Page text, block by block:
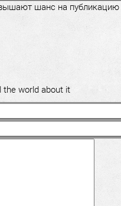
шанс на публикацию
the world about it